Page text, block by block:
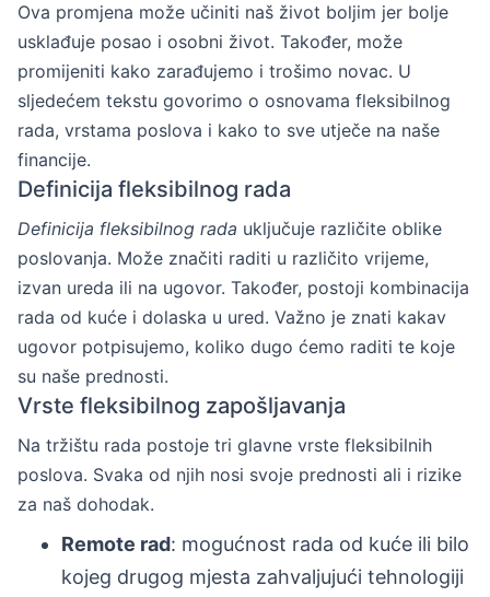
Ova promjena može učiniti naš život boljim jer bolje
usklađuje posao i osobni život. Također, može
promijeniti kako zarađujemo i trošimo novac. U
sljedećem tekstu govorimo o osnovama fleksibilnog
rada, vrstama poslova i kako to sve utječe na naše
financije.
Definicija fleksibilnog rada
Definicija fleksibilnog rada uključuje različite oblike
poslovanja. Može značiti raditi u različito vrijeme,
izvan ureda ili na ugovor. Također, postoji kombinacija
rada od kuće i dolaska u ured. Važno je znati kakav
ugovor potpisujemo, koliko dugo ćemo raditi te koje
su naše prednosti.
Vrste fleksibilnog zapošljavanja
Na tržištu rada postoje tri glavne vrste fleksibilnih
poslova. Svaka od njih nosi svoje prednosti ali i rizike
za naš dohodak.
Remote rad: mogućnost rada od kuće ili bilo
kojeg drugog mjesta zahvaljujući tehnologiji